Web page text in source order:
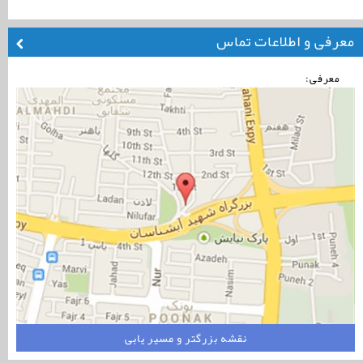
معرفی و اطلاعات تماس
معرفی:
نقشه بزرگتر و مسیر یابی